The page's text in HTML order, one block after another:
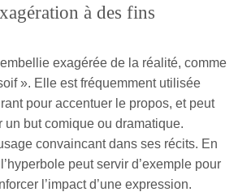
à des fins
embellie exagérée de la réalité, comme
». Elle est fréquemment utilisée
pour accentuer le propos, et peut
un but comique ou dramatique.
convaincant dans ses récits. En
peut servir d’exemple pour
l’impact d’une expression.